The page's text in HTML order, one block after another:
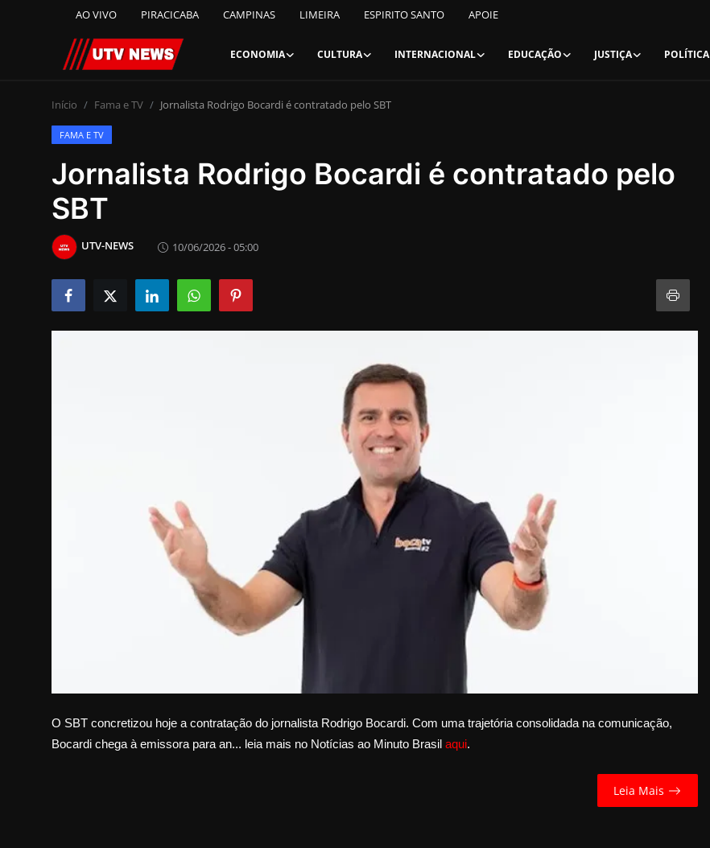
AO VIVO PIRACICABA CAMPINAS LIMEIRA ESPIRITO SANTO APOIE
ECONOMIA CULTURA INTERNACIONAL EDUCAÇÃO JUSTIÇA POLÍTICA
AO VIVO
PIRACICABA
CAMPINAS
LIMEIRA
ESPIRITO SANTO
Economia
FALE CONOSCO
Início Fama e TV Jornalista Rodrigo Bocardi é contratado pelo SBT
FAMA E TV
Jornalista Rodrigo Bocardi é contratado pelo
SBT
UTV-NEWS 10/06/2026 - 05:00
O SBT concretizou hoje a contratação do jornalista Rodrigo Bocardi. Com uma trajetória consolidada na comunicação,
Bocardi chega à emissora para an... leia mais no Notícias ao Minuto Brasil aqui.
Leia Mais